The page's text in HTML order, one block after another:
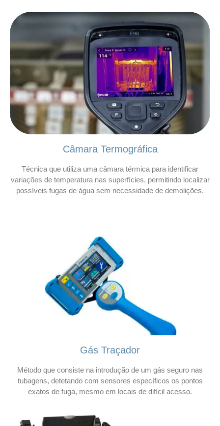
Câmara Termográfica
Técnica que utiliza uma câmara térmica para identificar
variações de temperatura nas superfícies, permitindo localizar
possíveis fugas de água sem necessidade de demolições.
Gás Traçador
Método que consiste na introdução de um gás seguro nas
tubagens, detetando com sensores específicos os pontos
exatos de fuga, mesmo em locais de difícil acesso.